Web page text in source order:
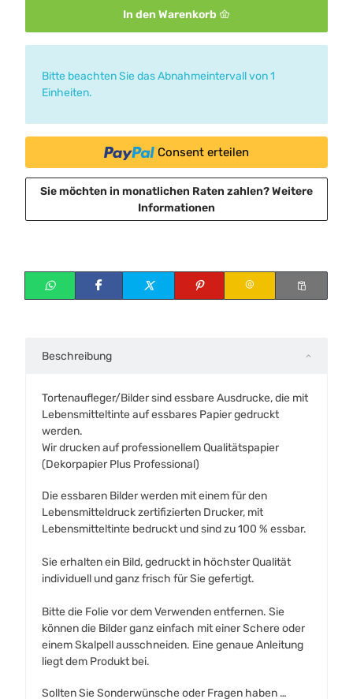
In den Warenkorb
Bitte beachten Sie das Abnahmeintervall von 1
Einheiten.
Consent erteilen
Sie möchten in monatlichen Raten zahlen?Weitere
Informationen
Beschreibung
Tortenaufleger/Bilder sind essbare Ausdrucke, die mit
Lebensmitteltinte auf essbares Papier gedruckt
werden.
Wir drucken auf professionellem Qualitätspapier
(Dekorpapier Plus Professional)
Die essbaren Bilder werden mit einem für den
Lebensmitteldruck zertifizierten Drucker, mit
Lebensmitteltinte bedruckt und sind zu 100 % essbar.
Sie erhalten ein Bild, gedruckt in höchster Qualität
individuell und ganz frisch für Sie gefertigt.
Bitte die Folie vor dem Verwenden entfernen. Sie
können die Bilder ganz einfach mit einer Schere oder
einem Skalpell ausschneiden. Eine genaue Anleitung
liegt dem Produkt bei.
Sollten Sie Sonderwünsche oder Fragen haben …